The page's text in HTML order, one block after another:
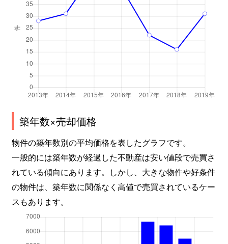
築年数×売却価格
物件の築年数別の平均価格を表したグラフです。
一般的には築年数が経過した不動産は安い値段で売買さ
れている傾向にあります。しかし、大きな物件や好条件
の物件は、築年数に関係なく高値で売買されているケー
スもあります。